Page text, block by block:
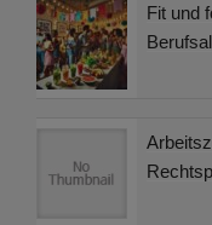
Fit und